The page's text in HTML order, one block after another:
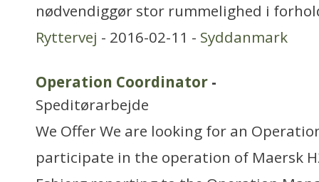
nødvendiggør stor rummelighed i
Ryttervej - 2016-02-11 - Syddanmark
Operation Coordinator -
Speditørarbejde
We Offer We are looking for an
participate in the operation of Maersk